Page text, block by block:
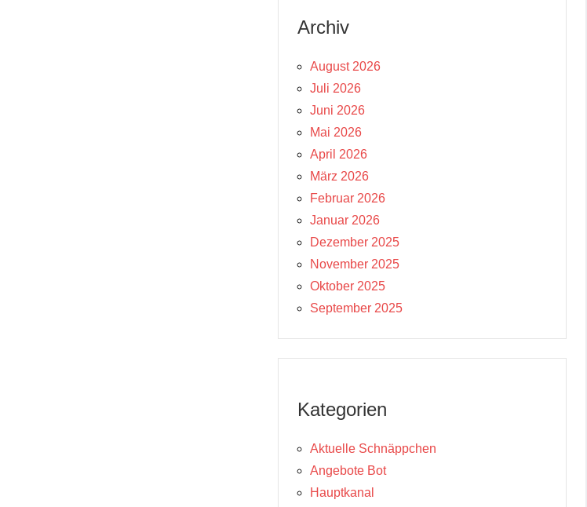
Archiv
August 2026
Juli 2026
Juni 2026
Mai 2026
April 2026
März 2026
Februar 2026
Januar 2026
Dezember 2025
November 2025
Oktober 2025
September 2025
Kategorien
Aktuelle Schnäppchen
Angebote Bot
Hauptkanal